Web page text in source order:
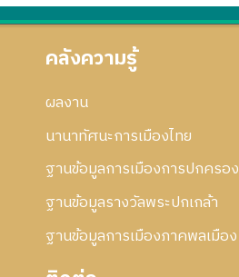
คลังความรู้
ผลงาน
นานาทัศนะการเมืองไทย
ฐานข้อมูลการเมืองการปกครอง
ฐานข้อมูลรางวัลพระปกเกล้า
ฐานข้อมูลการเมืองภาคพลเมือง